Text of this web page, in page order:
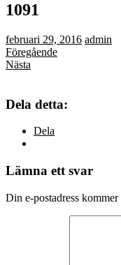
1091
februari 29, 2016 admin
Föregående
Nästa
Dela detta:
Dela
Lämna ett svar
Din e-postadress